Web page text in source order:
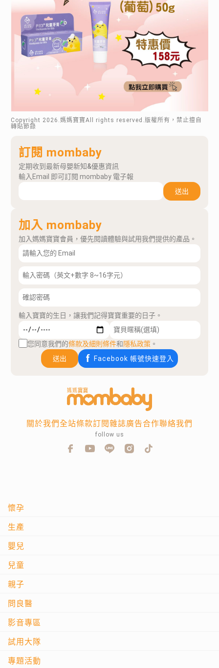
Copyright 2026 .媽媽寶寶All rights reserved.版權所有，禁止擅自
轉貼節錄
訂閱 mombaby
定期收到最新母嬰新知&優惠資訊
輸入Email 即可訂閱 mombaby 電子報
送出
加入 mombaby
加入媽媽寶寶會員，優先閱讀體驗與試用我們提供的產品。
輸入寶寶的生日，讓我們記得寶寶重要的日子。
您同意我們的條款及細則條件和隱私政策 。
送出
Facebook 帳號快速登入
懷孕
生產
嬰兒
兒童
親子
問良醫
影音專區
試用大隊
專題活動
關於我們全站條款訂閱雜誌廣告合作聯絡我們
follow us